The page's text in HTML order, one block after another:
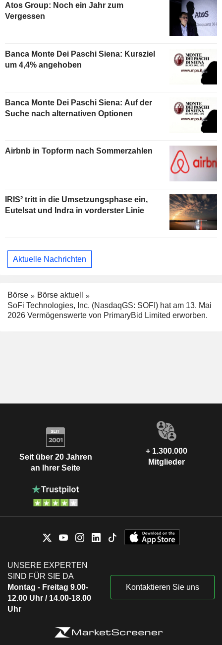
Atos Group: Noch ein Jahr zum
Vergessen
Banca Monte Dei Paschi Siena: Kursziel
um 4,4% angehoben
Banca Monte Dei Paschi Siena: Auf der
Suche nach alternativen Optionen
Airbnb in Topform nach Sommerzahlen
IRIS² tritt in die Umsetzungsphase ein,
Eutelsat und Indra in vorderster Linie
Aktuelle Nachrichten
Börse
Börse aktuell
SoFi Technologies, Inc. (NasdaqGS: SOFI) hat am 13. Mai
2026 Vermögenswerte von PrimaryBid Limited erworben.
Seit über 20 Jahren
an Ihrer Seite
+ 1.300.000
Mitglieder
UNSERE EXPERTEN
SIND FÜR SIE DA
Montag - Freitag 9.00-
12.00 Uhr / 14.00-18.00
Uhr
Kontaktieren Sie uns